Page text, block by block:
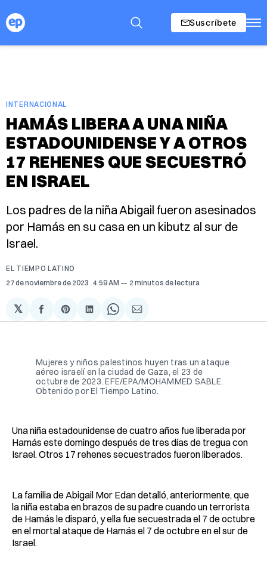
Suscríbete
INTERNACIONAL
HAMÁS LIBERA A UNA NIÑA
ESTADOUNIDENSE Y A OTROS
17 REHENES QUE SECUESTRÓ
EN ISRAEL
Los padres de la niña Abigail fueron asesinados
por Hamás en su casa en un kibutz al sur de
Israel.
EL TIEMPO LATINO
27 de noviembre de 2023 . 4:59 AM 2 minutos de lectura
𝕏
Compartir
en
Share
on
Compartir
en
Share
on
Compartir
via
Mujeres y niños palestinos huyen tras un ataque
aéreo israelí en la ciudad de Gaza, el 23 de
octubre de 2023. EFE/EPA/MOHAMMED SABLE.
Obtenido por El Tiempo Latino.
Una niña estadounidense de cuatro años fue liberada por
Hamás este domingo después de tres días de tregua con
Israel. Otros 17 rehenes secuestrados fueron liberados.
La familia de Abigail Mor Edan detalló, anteriormente, que
la niña estaba en brazos de su padre cuando un terrorista
de Hamás le disparó, y ella fue secuestrada el 7 de octubre
en el mortal ataque de Hamás el 7 de octubre en el sur de
Israel.